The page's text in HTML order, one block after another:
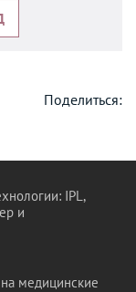
Поделиться:
IPL,
и
медицинские